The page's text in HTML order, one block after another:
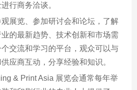
行商务洽谈。
展览、参加研讨会和论坛，了解
的最新趋势、技术创新和市场需
交流和学习的平台，观众可以与
应商互动，分享经验和知识。
& Print Asia 展览会通常每年举